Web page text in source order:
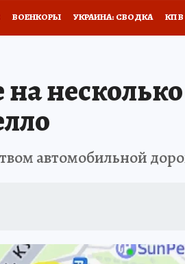
ВОЕНКОРЫ УКРАИНА: СВОДКА КП
автомобильной